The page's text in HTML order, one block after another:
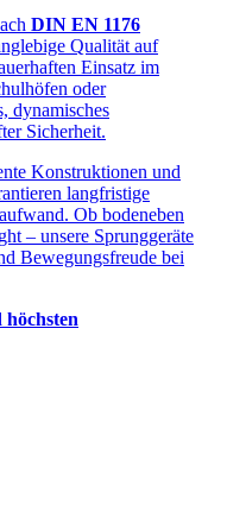
DIN EN 1176
Qualität auf
Einsatz im
oder
dynamisches
Sicherheit.
Konstruktionen und
langfristige
Ob bodeneben
– unsere Sprunggeräte
Bewegungsfreude bei